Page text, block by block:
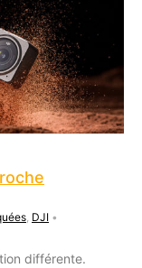
DJI •
différente.